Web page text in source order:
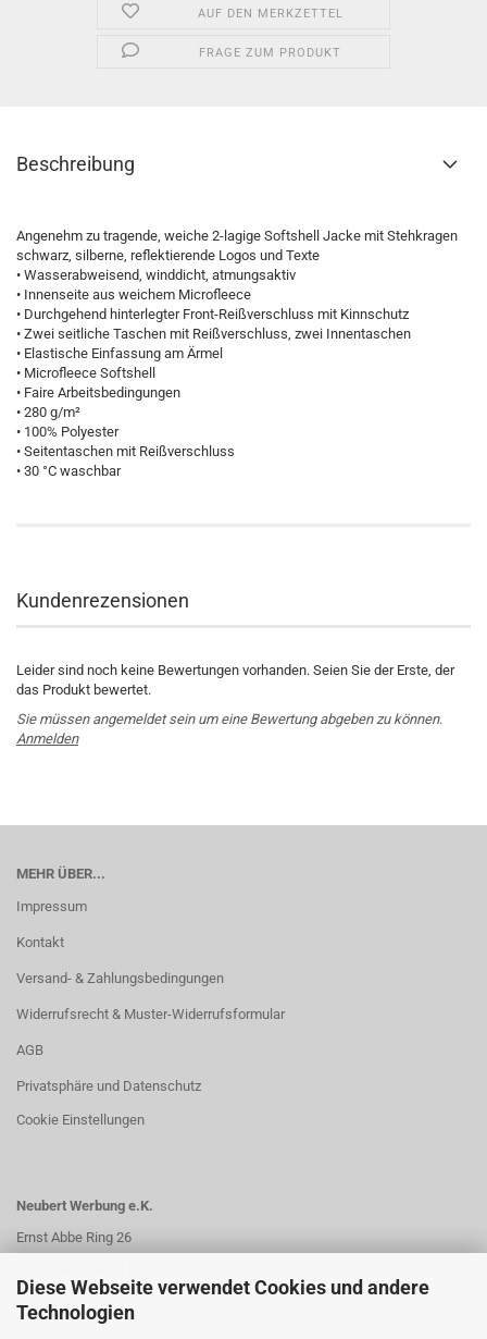
Diese Webseite verwendet Cookies und andere
Technologien
AUF DEN MERKZETTEL
FRAGE ZUM PRODUKT
Beschreibung
Angenehm zu tragende, weiche 2-lagige Softshell Jacke mit Stehkragen
schwarz, silberne, reflektierende Logos und Texte
• Wasserabweisend, winddicht, atmungsaktiv
• Innenseite aus weichem Microfleece
• Durchgehend hinterlegter Front-Reißverschluss mit Kinnschutz
• Zwei seitliche Taschen mit Reißverschluss, zwei Innentaschen
• Elastische Einfassung am Ärmel
• Microfleece Softshell
• Faire Arbeitsbedingungen
• 280 g/m²
• 100% Polyester
• Seitentaschen mit Reißverschluss
• 30 °C waschbar
Kundenrezensionen
Leider sind noch keine Bewertungen vorhanden. Seien Sie der Erste, der
das Produkt bewertet.
Sie müssen angemeldet sein um eine Bewertung abgeben zu können.
Anmelden
MEHR ÜBER...
Impressum
Kontakt
Versand- & Zahlungsbedingungen
Widerrufsrecht & Muster-Widerrufsformular
AGB
Privatsphäre und Datenschutz
Cookie Einstellungen
Neubert Werbung e.K.
Ernst Abbe Ring 26